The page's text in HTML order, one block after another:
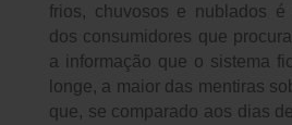
frios, chuvosos e nublados
dos consumidores que
a informação que o sistema
longe, a maior das mentiras
que, se comparado aos dias